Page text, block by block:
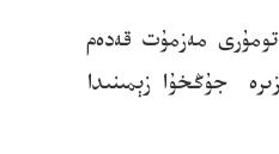
مەزمۇت قەدەم
جۇڭخۇا زېمىنىدا